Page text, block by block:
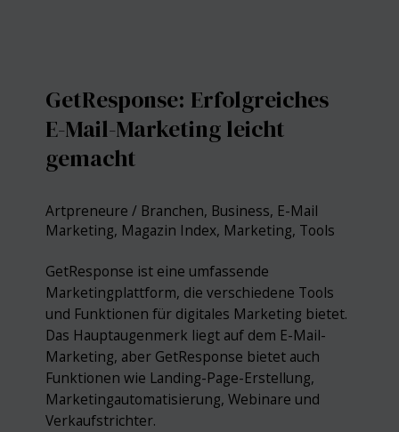
GetResponse: Erfolgreiches
E-Mail-Marketing leicht
gemacht
Artpreneure/ Branchen, Business, E-Mail
Marketing, Magazin Index, Marketing, Tools
GetResponse ist eine umfassende
Marketingplattform, die verschiedene Tools
und Funktionen für digitales Marketing bietet.
Das Hauptaugenmerk liegt auf dem E-Mail-
Marketing, aber GetResponse bietet auch
Funktionen wie Landing-Page-Erstellung,
Marketingautomatisierung, Webinare und
Verkaufstrichter.